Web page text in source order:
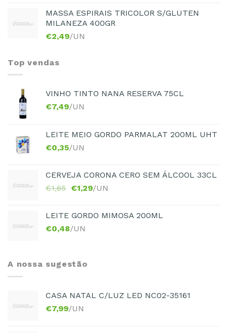
MASSA ESPIRAIS TRICOLOR S/GLUTEN
MILANEZA 400GR
€2,49/UN
Top vendas
VINHO TINTO NANA RESERVA 75CL
€7,49/UN
LEITE MEIO GORDO PARMALAT 200ML UHT
€0,35/UN
CERVEJA CORONA CERO SEM ÁLCOOL 33CL
€1,65 €1,29/UN
LEITE GORDO MIMOSA 200ML
€0,48/UN
A nossa sugestão
CASA NATAL C/LUZ LED NC02-35161
€7,99/UN